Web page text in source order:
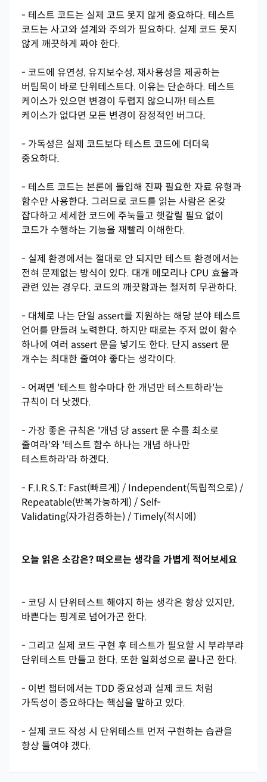
- 테스트 코드는 실제 코드 못지 않게 중요하다. 테스트
코드는 사고와 설계와 주의가 필요하다. 실제 코드 못지
않게 깨끗하게 짜야 한다.
- 코드에 유연성, 유지보수성, 재사용성을 제공하는
버팀목이 바로 단위테스트다. 이유는 단순하다. 테스트
케이스가 있으면 변경이 두렵지 않으니까! 테스트
케이스가 없다면 모든 변경이 잠정적인 버그다.
- 가독성은 실제 코드보다 테스트 코드에 더더욱
중요하다.
- 테스트 코드는 본론에 돌입해 진짜 필요한 자료 유형과
함수만 사용한다. 그러므로 코드를 읽는 사람은 온갖
잡다하고 세세한 코드에 주눅들고 햇갈릴 필요 없이
코드가 수행하는 기능을 재빨리 이해한다.
- 실제 환경에서는 절대로 안 되지만 테스트 환경에서는
전혀 문제없는 방식이 있다. 대개 메모리나 CPU 효율과
관련 있는 경우다. 코드의 깨끗함과는 철저히 무관하다.
- 대체로 나는 단일 assert를 지원하는 해당 분야 테스트
언어를 만들려 노력한다. 하지만 때로는 주저 없이 함수
하나에 여러 assert 문을 넣기도 한다. 단지 assert 문
개수는 최대한 줄여야 좋다는 생각이다.
- 어쩌면 '테스트 함수마다 한 개념만 테스트하라'는
규칙이 더 낫겠다.
- 가장 좋은 규칙은 '개념 당 assert 문 수를 최소로
줄여라'와 '테스트 함수 하나는 개념 하나만
테스트하라'라 하겠다.
- F.I.R.S.T: Fast(빠르게) / Independent(독립적으로) /
Repeatable(반복가능하게) / Self-
Validating(자가검증하는) / Timely(적시에)
오늘 읽은 소감은? 떠오르는 생각을 가볍게 적어보세요
- 코딩 시 단위테스트 해야지 하는 생각은 항상 있지만,
바쁜다는 핑계로 넘어가곤 한다.
- 그리고 실제 코드 구현 후 테스트가 필요할 시 부랴부랴
단위테스트 만들고 한다. 또한 일회성으로 끝나곤 한다.
- 이번 챕터에서는 TDD 중요성과 실제 코드 처럼
가독성이 중요하다는 핵심을 말하고 있다.
- 실제 코드 작성 시 단위테스트 먼저 구현하는 습관을
항상 들여야 겠다.